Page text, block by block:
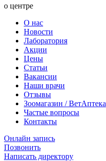
о центре
О нас
Новости
Лаборатория
Акции
Цены
Статьи
Вакансии
Наши врачи
Отзывы
Зоомагазин / ВетАптека
Частые вопросы
Контакты
Онлайн запись
Позвонить
Написать директору